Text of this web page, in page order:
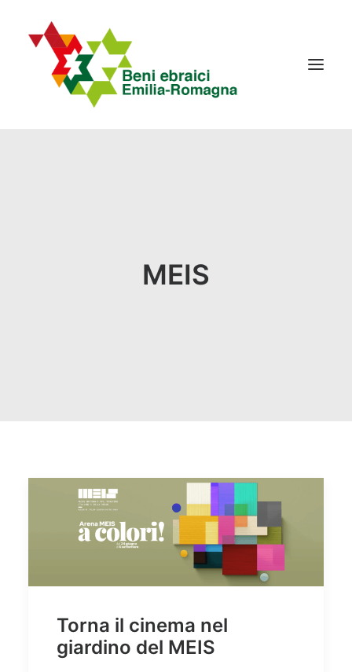
MEIS
Torna il cinema nel
giardino del MEIS